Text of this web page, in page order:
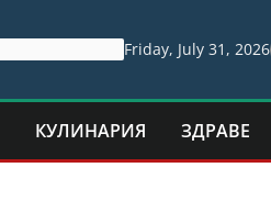
Friday, July 31, 2026
КУЛИНАРИЯ ЗДРАВЕ